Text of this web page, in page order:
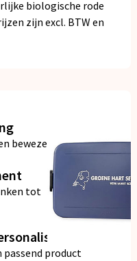
biologische rode
zijn excl. BTW en
bewezen kwaliteit
tot
passend product